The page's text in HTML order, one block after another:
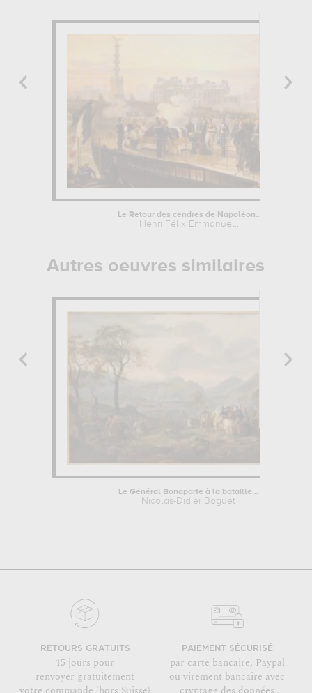
Le Retour des cendres de Napoléon...
Henri Félix Emmanuel...
Autres oeuvres similaires
Le Général Bonaparte à la bataille...
Nicolas-Didier Boguet
RETOURS GRATUITS
15 jours pour
renvoyer gratuitement
PAIEMENT SÉCURISÉ
par carte bancaire, Paypal
ou virement bancaire avec